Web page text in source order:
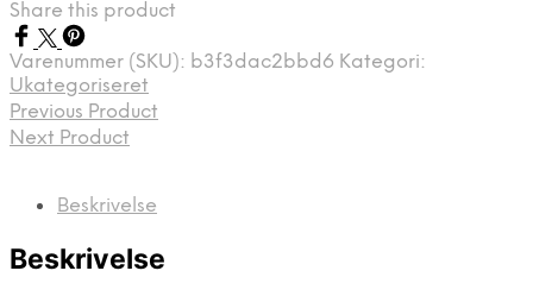
Share this product
Varenummer (SKU): b3f3dac2bbd6 Kategori:
Ukategoriseret
Previous Product
Next Product
Beskrivelse
Beskrivelse